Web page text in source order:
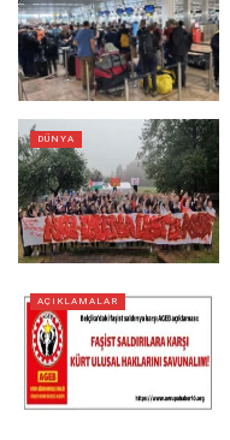
DÜNYA
AÇIKLAMALAR